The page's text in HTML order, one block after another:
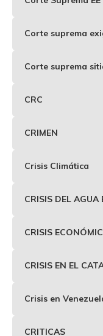
Corte suprema
Corte suprema
CRC
CRIMEN
Crisis Climática
CRISIS DEL AGUA
CRISIS
CRISIS EN EL
Crisis en
CRITICAS